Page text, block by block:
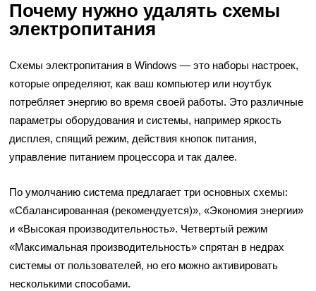
Почему нужно удалять схемы
электропитания
Схемы электропитания в Windows — это наборы настроек,
которые определяют, как ваш компьютер или ноутбук
потребляет энергию во время своей работы. Это различные
параметры оборудования и системы, например яркость
дисплея, спящий режим, действия кнопок питания,
управление питанием процессора и так далее.
По умолчанию система предлагает три основных схемы:
«Сбалансированная (рекомендуется)», «Экономия энергии»
и «Высокая производительность». Четвертый режим
«Максимальная производительность» спрятан в недрах
системы от пользователей, но его можно активировать
несколькими способами.